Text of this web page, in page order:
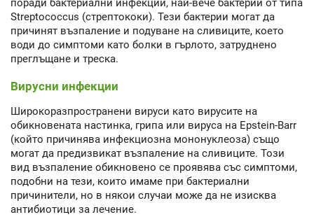
поради бактериални инфекции, най-вече бактерии от типа
Streptococcus (стрептококи). Тези бактерии могат да
причинят възпаление и подуване на сливиците, което
води до симптоми като болки в гърлото, затруднено
преглъщане и треска.
Вирусни инфекции
Широкоразпространени вируси като вирусите на
обикновената настинка, грипа или вируса на Epstein-Barr
(който причинява инфекциозна мононуклеоза) също
могат да предизвикат възпаление на сливиците. Този
вид възпаление обикновено се проявява със симптоми,
подобни на тези, които имаме при бактериални
причинители, но в някои случаи може да не изисква
антибиотици за лечение.